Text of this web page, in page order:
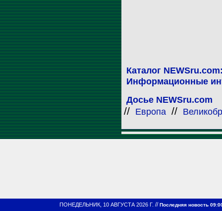
Каталог
Информационные
Досье NEWSru.com
// Европа //
ПОНЕДЕЛЬНИК, 10 АВГУСТА 2026 Г. //Последняя новость